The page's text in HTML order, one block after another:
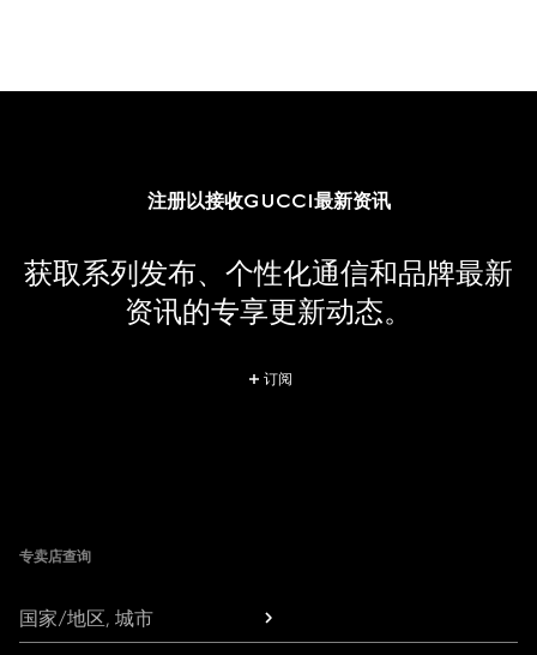
注册以接收GUCCI最新资讯
获取系列发布、个性化通信和品牌最新
资讯的专享更新动态。
订阅
专卖店查询
国家/地区, 城市